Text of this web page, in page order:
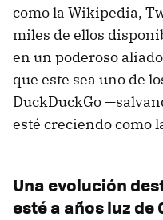
como la Wikipedia,
miles de ellos
en un poderoso
que este sea uno de
DuckDuckGo
esté creciendo como
Una evolución
esté a años luz de